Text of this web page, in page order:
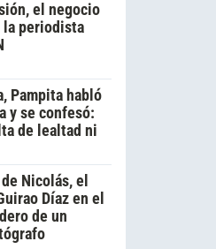
el negocio
la periodista
Pampita habló
y se confesó:
de lealtad ni
Nicolás, el
Díaz en el
de un